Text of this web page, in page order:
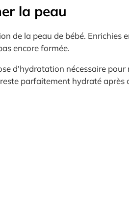
la peau
de la peau de bébé. Enrichies
encore formée.
d'hydratation nécessaire
parfaitement hydraté après